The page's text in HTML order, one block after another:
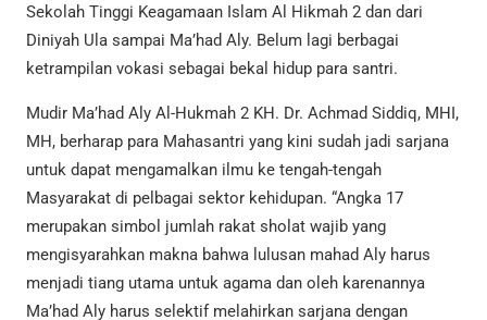
Sekolah Tinggi Keagamaan Islam Al Hikmah 2 dan dari
Diniyah Ula sampai Ma’had Aly. Belum lagi berbagai
ketrampilan vokasi sebagai bekal hidup para santri.
Mudir Ma’had Aly Al-Hukmah 2 KH. Dr. Achmad Siddiq, MHI,
MH, berharap para Mahasantri yang kini sudah jadi sarjana
untuk dapat mengamalkan ilmu ke tengah-tengah
Masyarakat di pelbagai sektor kehidupan. “Angka 17
merupakan simbol jumlah rakat sholat wajib yang
mengisyarahkan makna bahwa lulusan mahad Aly harus
menjadi tiang utama untuk agama dan oleh karenannya
Ma’had Aly harus selektif melahirkan sarjana dengan